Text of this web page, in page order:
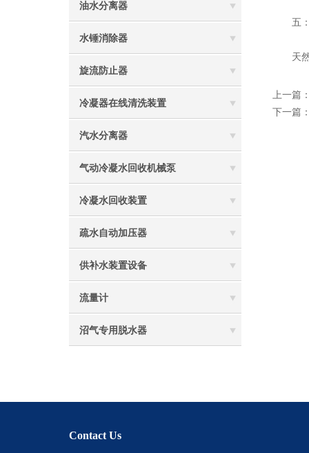
油水分离器
水锤消除器
旋流防止器
冷凝器在线清洗装置
汽水分离器
气动冷凝水回收机械泵
冷凝水回收装置
疏水自动加压器
供补水装置设备
流量计
沼气专用脱水器
五：
天然
上一篇
下一篇
Contact Us